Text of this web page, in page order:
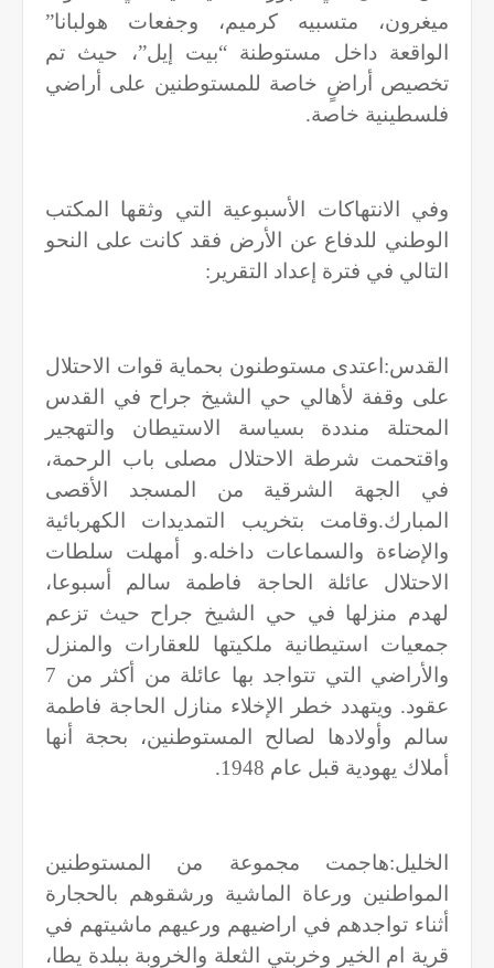
ميغرون، متسبيه كرميم، وجفعات هولبانا”
الواقعة داخل مستوطنة “بيت إيل”، حيث تم
تخصيص أراضٍ خاصة للمستوطنين على أراضي
فلسطينية خاصة.
وفي الانتهاكات الأسبوعية التي وثقها المكتب
الوطني للدفاع عن الأرض فقد كانت على النحو
التالي في فترة إعداد التقرير :
القدس:اعتدى مستوطنون بحماية قوات الاحتلال
على وقفة لأهالي حي الشيخ جراح في القدس
المحتلة منددة بسياسة الاستيطان والتهجير
واقتحمت شرطة الاحتلال مصلى باب الرحمة،
في الجهة الشرقية من المسجد الأقصى
المبارك.وقامت بتخريب التمديدات الكهربائية
والإضاءة والسماعات داخله.و أمهلت سلطات
الاحتلال عائلة الحاجة فاطمة سالم أسبوعا،
لهدم منزلها في حي الشيخ جراح حيث تزعم
جمعيات استيطانية ملكيتها للعقارات والمنزل
والأراضي التي تتواجد بها عائلة من أكثر من 7
عقود. ويتهدد خطر الإخلاء منازل الحاجة فاطمة
سالم وأولادها لصالح المستوطنين، بحجة أنها
أملاك يهودية قبل عام 1948
.
الخليل:هاجمت مجموعة من المستوطنين
المواطنين ورعاة الماشية ورشقوهم بالحجارة
أثناء تواجدهم في اراضيهم ورعيهم ماشيتهم في
قرية ام الخير وخربتي الثعلة والخروبة ببلدة يطا،